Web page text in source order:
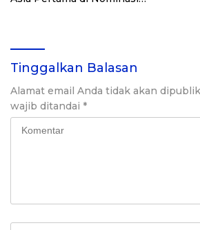
Tinggalkan Balasan
Alamat email Anda tidak akan
wajib ditandai *